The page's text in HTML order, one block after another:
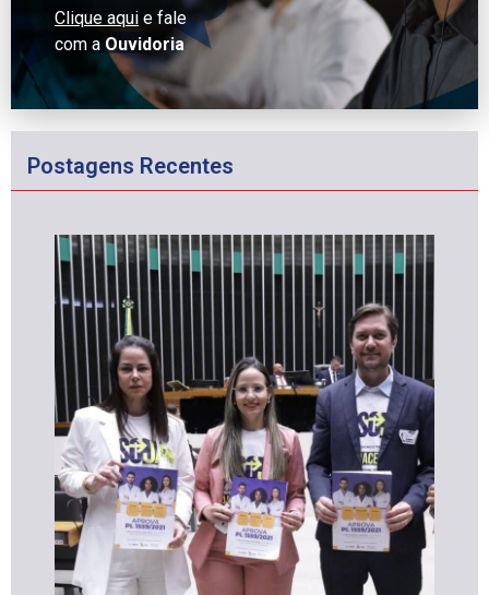
Clique aqui e fale
com aOuvidoria
Postagens Recentes